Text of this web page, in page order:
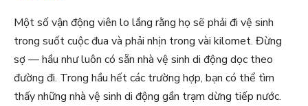
Một số vận động viên lo lắng rằng họ sẽ phải đi vệ sinh
trong suốt cuộc đua và phải nhịn trong vài kilomet. Đừng
sợ — hầu như luôn có sẵn nhà vệ sinh di động dọc theo
đường đi. Trong hầu hết các trường hợp, bạn có thể tìm
thấy những nhà vệ sinh di động gần trạm dừng tiếp nước.